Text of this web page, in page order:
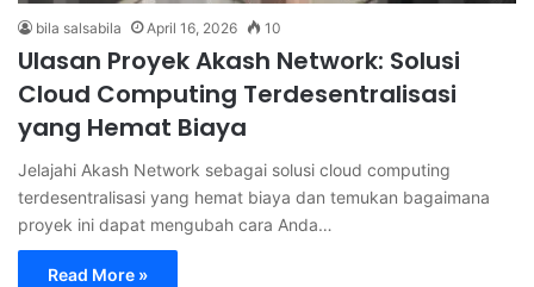
bila salsabila April 16, 2026 10
Ulasan Proyek Akash Network: Solusi
Cloud Computing Terdesentralisasi
yang Hemat Biaya
Jelajahi Akash Network sebagai solusi cloud computing
terdesentralisasi yang hemat biaya dan temukan bagaimana
proyek ini dapat mengubah cara Anda…
Read More »